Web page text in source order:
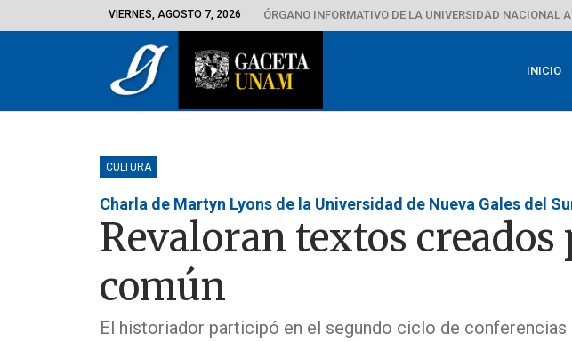
VIERNES, AGOSTO 7, 2026 ÓRGANO INFORMATIVO DE LA UNIVERSIDAD NACIONAL
INICIO
CULTURA
Charla de Martyn Lyons de la Universidad de Nueva Gales del
Revaloran textos creados
común
El historiador participó en el segundo ciclo de conferencias